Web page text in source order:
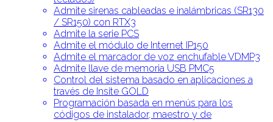
Admite sirenas cableadas e inalámbricas (SR130
/ SR150) con RTX3
Admite la serie PCS
Admite el módulo de Internet IP150
Admite el marcador de voz enchufable VDMP3
Admite llave de memoria USB PMC5
Control del sistema basado en aplicaciones a
través de Insite GOLD
Programación basada en menús para los
códigos de instalador, maestro y de